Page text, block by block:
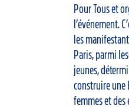
Pour Tous et
l’événement.
les
Paris, parmi
jeunes,
construire une
femmes et des